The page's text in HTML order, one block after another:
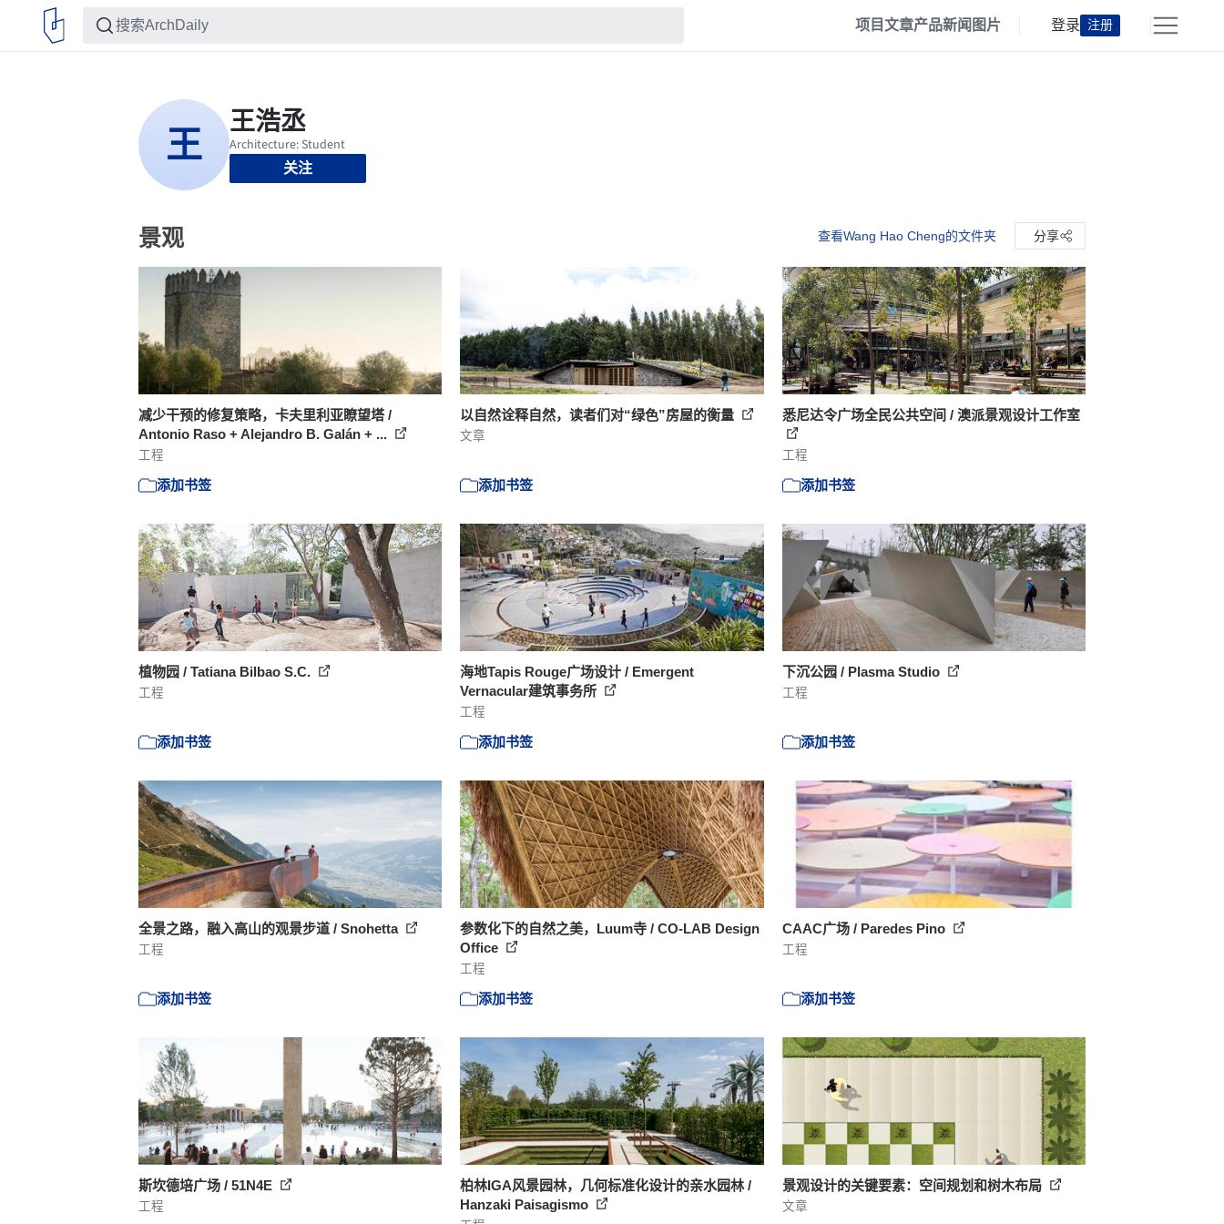
项目文章产品新闻 图片 登录 注册
关注
景观 查看Wang Hao Cheng的文件夹 分享
减少干预的修复策略，卡夫里利亚瞭望塔 /
Antonio Raso + Alejandro B. Galán + ...
工程
添加书签
以自然诠释自然，读者们对“绿色”房屋的衡量
文章
添加书签
悉尼达令广场全民公共空间 / 澳派景观设计工作室
工程
添加书签
植物园 / Tatiana Bilbao S.C.
工程
添加书签
海地Tapis Rouge广场设计 / Emergent
Vernacular建筑事务所
工程
添加书签
下沉公园 / Plasma Studio
工程
添加书签
全景之路，融入高山的观景步道 / Snohetta
工程
添加书签
参数化下的自然之美，Luum寺 / CO-LAB Design
Office
工程
添加书签
CAAC广场 / Paredes Pino
工程
添加书签
斯坎德培广场 / 51N4E
工程
柏林IGA风景园林，几何标准化设计的亲水园林 /
Hanzaki Paisagismo
景观设计的关键要素：空间规划和树木布局
文章